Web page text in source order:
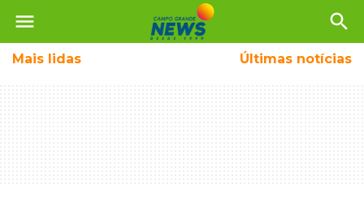
menu search
Mais lidas Últimas notícias